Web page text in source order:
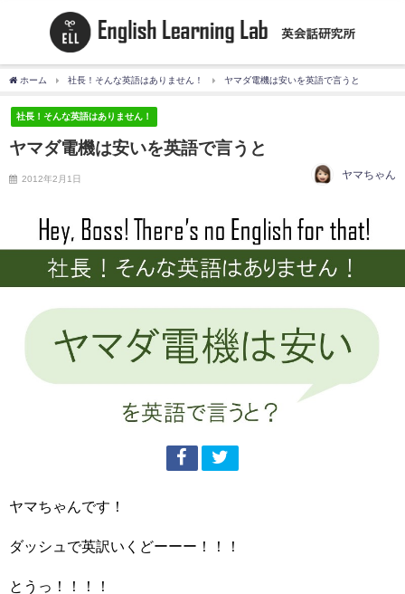
ホーム 社長！そんな英語はありません！ ヤマダ電機は安いを英語で言うと
社長！そんな英語はありません！
ヤマダ電機は安いを英語で言うと
2012年2月1日 ヤマちゃん
ヤマちゃんです！
ダッシュで英訳いくどーーー！！！
とうっ！！！！